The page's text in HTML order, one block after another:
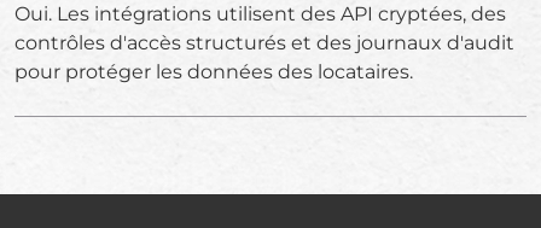
Oui. Les intégrations utilisent des API cryptées, des
contrôles d'accès structurés et des journaux d'audit
pour protéger les données des locataires.